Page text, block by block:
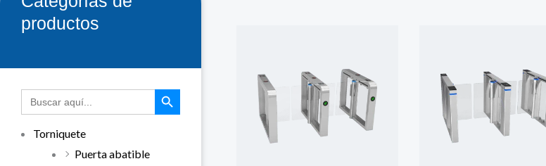
productos
Buscar: BOTÓN DE BÚSQUEDA
Torniquete
Puerta abatible